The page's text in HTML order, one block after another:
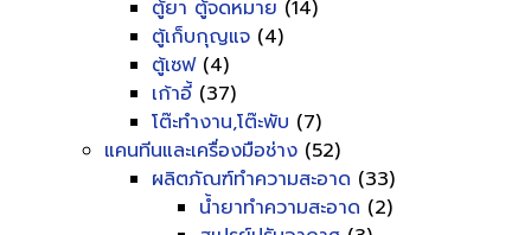
ตู้ยา ตู้จดหมาย (14)
ตู้เก็บกุญแจ (4)
ตู้เซฟ(4)
เก้าอี้ (37)
โต๊ะทำงาน,โต๊ะพับ (7)
แคนทีนและเครื่องมือช่าง (52)
ผลิตภัณฑ์ทำความสะอาด (33)
น้ำยาทำความสะอาด (2)